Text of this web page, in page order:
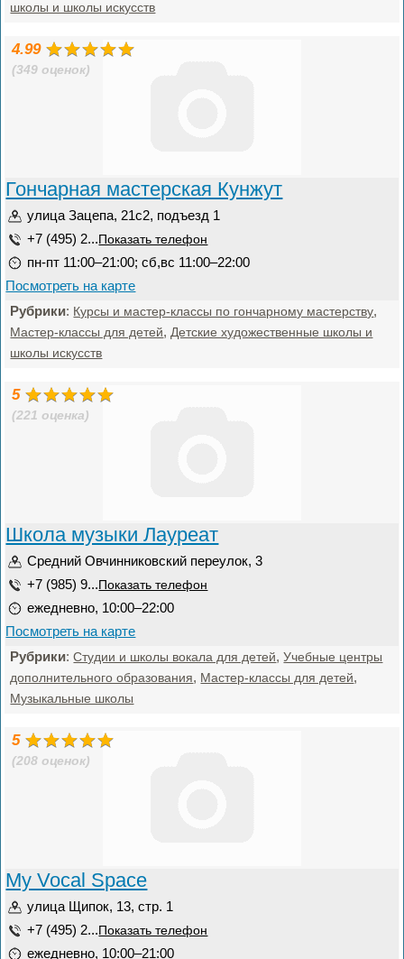
школы и школы искусств
4.99
(349 оценок)
Гончарная мастерская Кунжут
улица Зацепа, 21с2, подъезд 1
+7 (495) 2... Показать телефон
пн-пт 11:00–21:00; сб,вс 11:00–22:00
Посмотреть на карте
Рубрики: Курсы и мастер-классы по гончарному мастерству,
Мастер-классы для детей, Детские художественные школы и
школы искусств
5
(221 оценка)
Школа музыки Лауреат
Средний Овчинниковский переулок, 3
+7 (985) 9... Показать телефон
ежедневно, 10:00–22:00
Посмотреть на карте
Рубрики:Студии и школы вокала для детей,Учебные центры
дополнительного образования, Мастер-классы для детей,
Музыкальные школы
5
(208 оценок)
My Vocal Space
улица Щипок, 13, стр. 1
+7 (495) 2... Показать телефон
ежедневно, 10:00–21:00